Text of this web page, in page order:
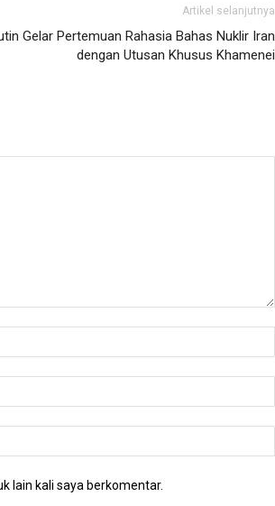
Artikel selanjutnya
Gelar Pertemuan Rahasia Bahas Nuklir Iran
dengan Utusan Khusus Khamenei
lain kali saya berkomentar.